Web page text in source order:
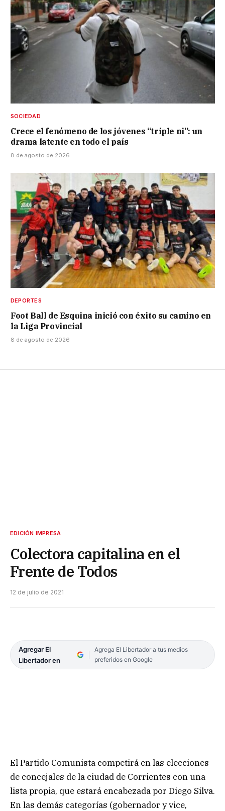
SOCIEDAD
Crece el fenómeno de los jóvenes “triple ni”: un
drama latente en todo el país
8 de agosto de 2026
DEPORTES
Foot Ball de Esquina inició con éxito su camino en
la Liga Provincial
8 de agosto de 2026
EDICIÓN IMPRESA
Colectora capitalina en el
Frente de Todos
12 de julio de 2021
Agregar El
Libertador en
Agrega El Libertador a tus medios
preferidos en Google
El Partido Comunista competirá en las elecciones
de concejales de la ciudad de Corrientes con una
lista propia, que estará encabezada por Diego Silva.
En las demás categorías (gobernador y vice,